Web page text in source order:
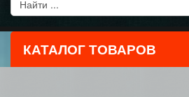
КАТАЛОГ ТОВАРОВ